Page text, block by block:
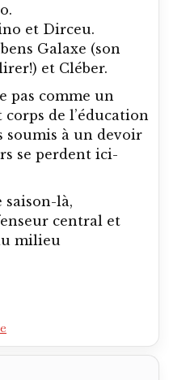
et Dirceu.
Galaxe (son
et Cléber.
pas comme un
de l’éducation
soumis à un devoir
se perdent ici-
saison-là,
central et
milieu